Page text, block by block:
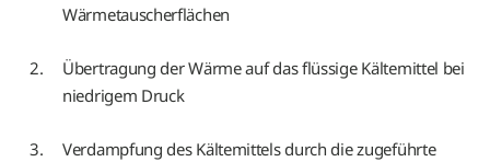
Wärmetauscherflächen
Übertragung der Wärme auf das flüssige Kältemittel bei
niedrigem Druck
Verdampfung des Kältemittels durch die zugeführte